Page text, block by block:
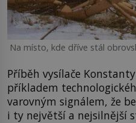
Na místo, kde dříve stál
Příběh vysílače
příkladem
varovným signálem, že
i ty největší a nejsilnější